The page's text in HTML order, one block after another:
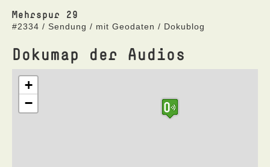
Mehrspur 29
#2334 / Sendung / mit Geodaten / Dokublog
Dokumap der Audios